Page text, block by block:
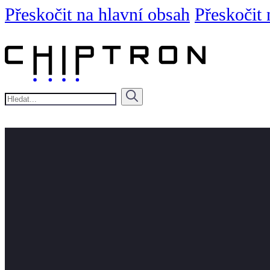
Přeskočit na hlavní obsah Přeskočit
Hledat